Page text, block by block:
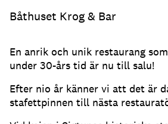
Båthuset Krog & Bar
En anrik och unik restaurang
under 30-års tid är nu till salu!
Efter nio år känner vi att det är
stafettpinnen till nästa